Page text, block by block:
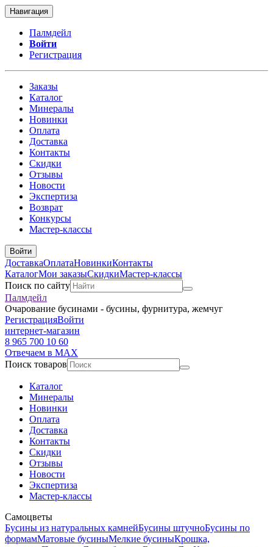
Навигация
Палмдейл
Войти
Регистрация
Заказы
Каталог
Минералы
Новинки
Оплата
Доставка
Контакты
Скидки
Отзывы
Новости
Экспертиза
Возврат
Конкурсы
Мастер-классы
Войти
ДоставкаОплатаНовинкиКонтакты
КаталогМои заказыСкидкиМастер-классы
Поиск по сайту
Палмдейл
Очарование бусинами - бусины, фурнитура, жемчуг
РегистрацияВойти
интернет-магазин
8 965 700 10 60
Отвечаем в MAX
Поиск товаров
Каталог
Минералы
Новинки
Оплата
Доставка
Контакты
Скидки
Отзывы
Новости
Экспертиза
Мастер-классы
Самоцветы
Бусины из натуральных камнейБусины штучноБусины по
формамМатовые бусиныМелкие бусиныКрошка,